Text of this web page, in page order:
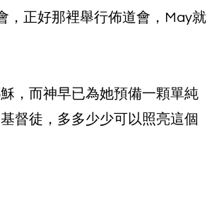
，正好那裡舉行佈道會，May就
，而神早已為她預備一顆單純
督徒，多多少少可以照亮這個